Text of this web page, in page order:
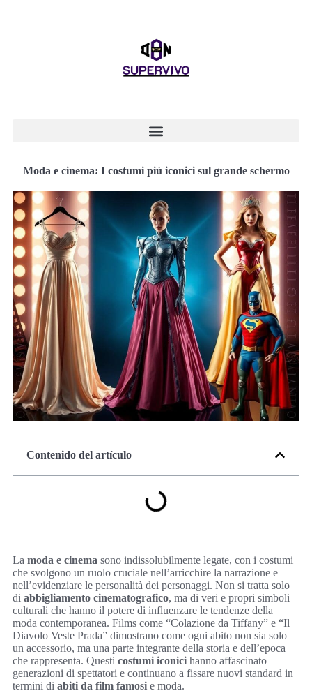
Moda e cinema: I costumi più iconici sul grande schermo
Contenido del artículo
La moda e cinema sono indissolubilmente legate, con i costumi
che svolgono un ruolo cruciale nell’arricchire la narrazione e
nell’evidenziare le personalità dei personaggi. Non si tratta solo
di abbigliamento cinematografico, ma di veri e propri simboli
culturali che hanno il potere di influenzare le tendenze della
moda contemporanea. Films come “Colazione da Tiffany” e “Il
Diavolo Veste Prada” dimostrano come ogni abito non sia solo
un accessorio, ma una parte integrante della storia e dell’epoca
che rappresenta. Questi costumi iconici hanno affascinato
generazioni di spettatori e continuano a fissare nuovi standard in
termini di abiti da film famosi e moda.